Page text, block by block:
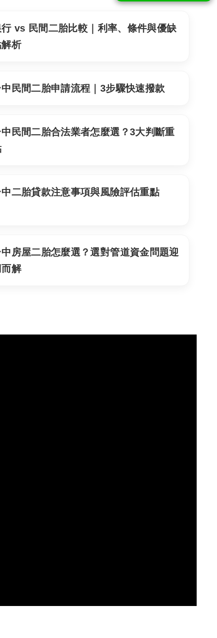
vs 民間二胎比較｜利率、條件與優缺
析
民間二胎申請流程｜3步驟快速撥款
民間二胎合法業者怎麼選？3大判斷重
二胎貸款注意事項與風險評估重點
房屋二胎怎麼選？選對管道資金問題迎
解